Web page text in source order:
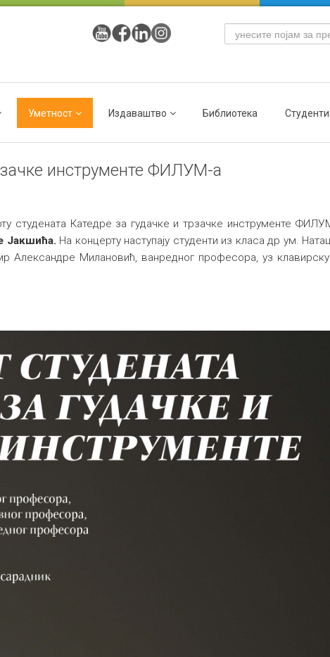
Уметност Издаваштво Библиотека Студенти
инструменте ФИЛУМ-а
студената Катедре за гудачке и трзачке инструменте
Јакшића. На концерту наступају студенти из класа др ум.
Александре Милановић, ванредног професора, уз